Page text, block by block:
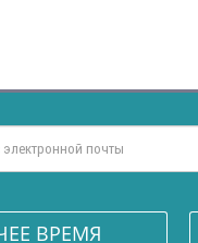
ВРЕМЯ